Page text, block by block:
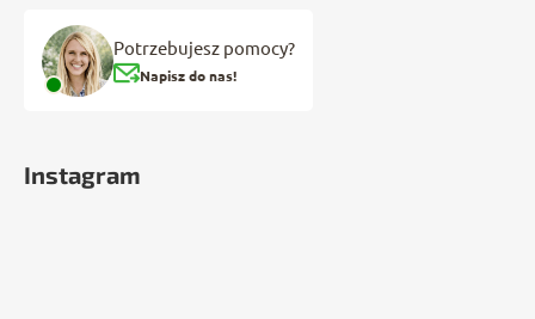
Potrzebujesz pomocy?
Napisz do nas!
Instagram